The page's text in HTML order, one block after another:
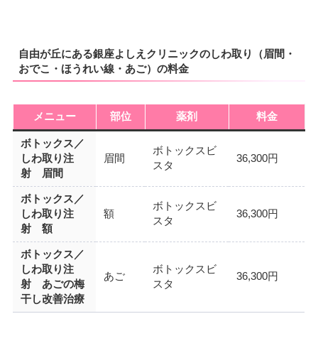
自由が丘にある銀座よしえクリニックのしわ取り（眉間・
おでこ・ほうれい線・あご）の料金
メニュー 部位 薬剤 料金
ボトックス／
しわ取り注
射 眉間
眉間
ボトックスビ
スタ
36,300円
ボトックス／
しわ取り注
射 額
額
ボトックスビ
スタ
36,300円
ボトックス／
しわ取り注
射 あごの梅
干し改善治療
あご
ボトックスビ
スタ
36,300円